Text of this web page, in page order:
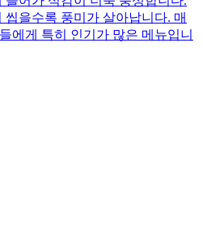
을수록 풍미가 살아납니다. 매
에게 특히 인기가 많은 메뉴입니